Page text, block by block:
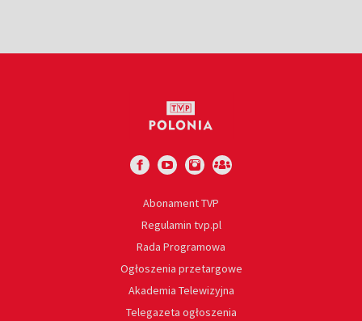
Abonament TVP
Regulamin tvp.pl
Rada Programowa
Ogłoszenia przetargowe
Akademia Telewizyjna
Telegazeta ogłoszenia